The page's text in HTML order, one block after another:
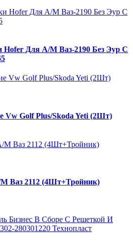
Hofer Для А/М Ваз-2190 Без Эур С
Vw Golf Plus/Skoda Yeti (2Шт)
Ваз 2112 (4Шт+Тройник)